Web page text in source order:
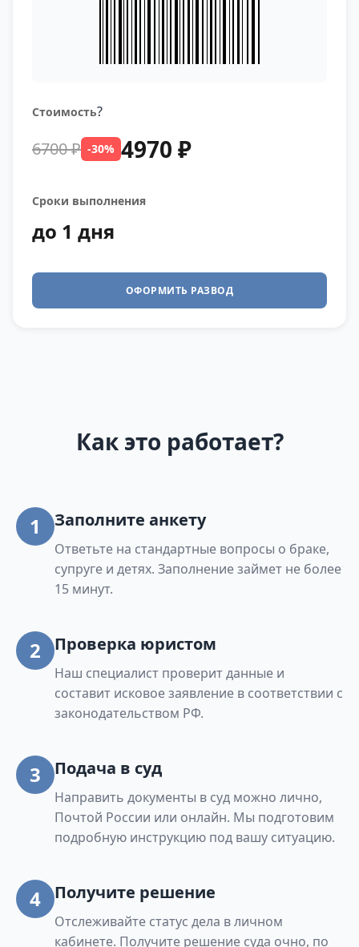
Стоимость?
6700 ₽ -30% 4970 ₽
Сроки выполнения
до 1 дня
ОФОРМИТЬ РАЗВОД
Как это работает?
1 Заполните анкету
Ответьте на стандартные вопросы о браке,
супруге и детях. Заполнение займет не более
15 минут.
2 Проверка юристом
Наш специалист проверит данные и
составит исковое заявление в соответствии с
законодательством РФ.
3 Подача в суд
Направить документы в суд можно лично,
Почтой России или онлайн. Мы подготовим
подробную инструкцию под вашу ситуацию.
4 Получите решение
Отслеживайте статус дела в личном
кабинете. Получите решение суда очно, по